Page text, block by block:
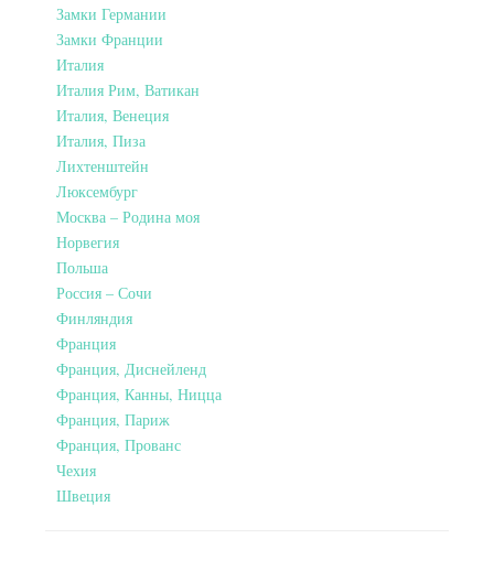
Замки Германии
Замки Франции
Италия
Италия Рим, Ватикан
Италия, Венеция
Италия, Пиза
Лихтенштейн
Люксембург
Москва – Родина моя
Норвегия
Польша
Россия – Сочи
Финляндия
Франция
Франция, Диснейленд
Франция, Канны, Ницца
Франция, Париж
Франция, Прованс
Чехия
Швеция